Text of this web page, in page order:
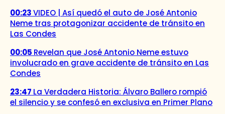
00:23VIDEO | Así quedó el auto de José Antonio
Neme tras protagonizar accidente de tránsito en
Las Condes
00:05 Revelan que José Antonio Neme estuvo
involucrado en grave accidente de tránsito en Las
Condes
23:47 La Verdadera Historia: Álvaro Ballero rompió
el silencio y se confesó en exclusiva en Primer Plano